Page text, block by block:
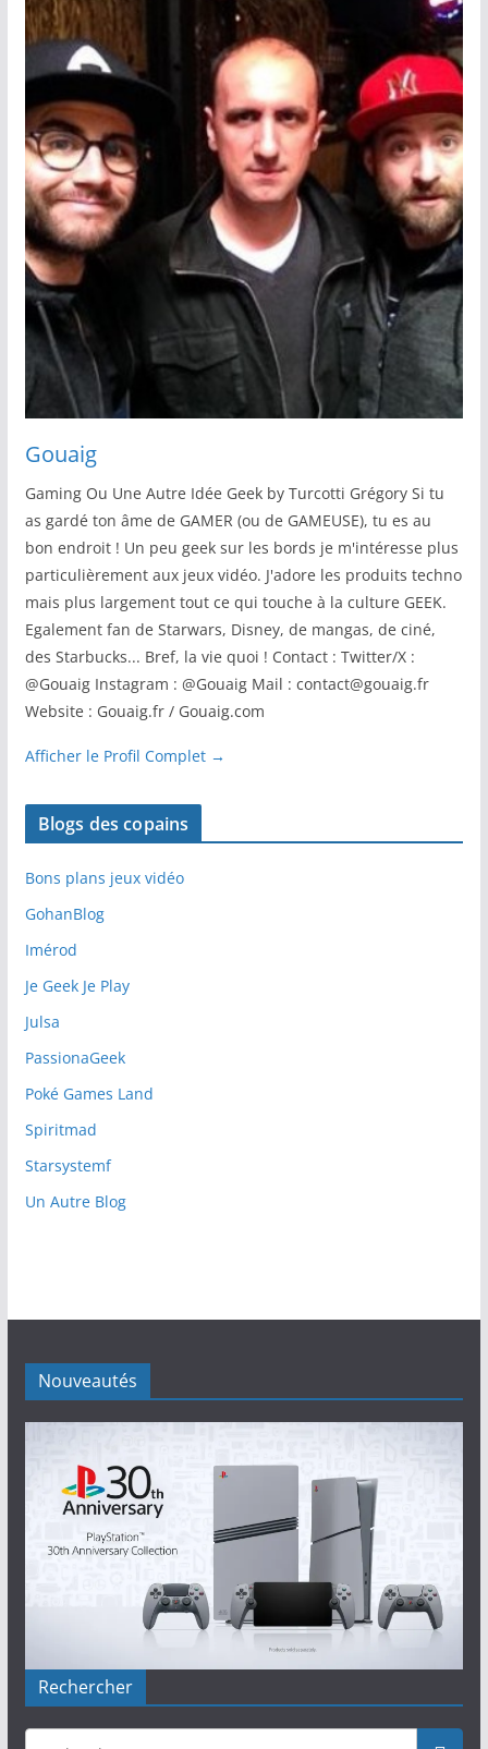
Gouaig
Gaming Ou Une Autre Idée Geek by Turcotti Grégory Si tu
as gardé ton âme de GAMER (ou de GAMEUSE), tu es au
bon endroit ! Un peu geek sur les bords je m'intéresse plus
particulièrement aux jeux vidéo. J'adore les produits techno
mais plus largement tout ce qui touche à la culture GEEK.
Egalement fan de Starwars, Disney, de mangas, de ciné,
des Starbucks... Bref, la vie quoi ! Contact : Twitter/X :
@Gouaig Instagram : @Gouaig Mail : contact@gouaig.fr
Website : Gouaig.fr / Gouaig.com
Afficher le Profil Complet →
Blogs des copains
Bons plans jeux vidéo
GohanBlog
Imérod
Je Geek Je Play
Julsa
PassionaGeek
Poké Games Land
Spiritmad
Starsystemf
Un Autre Blog
Nouveautés
Rechercher